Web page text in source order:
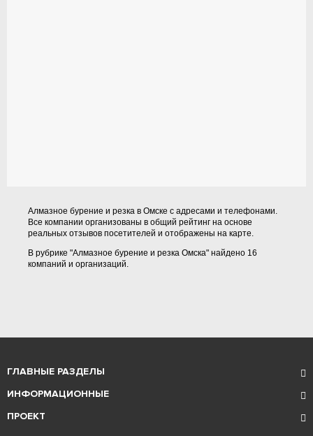
Алмазное бурение и резка в Омске с адресами и телефонами.
Все компании организованы в общий рейтинг на основе
реальных отзывов посетителей и отображены на карте.
В рубрике "Алмазное бурение и резка Омска" найдено 16
компаний и организаций.
ГЛАВНЫЕ РАЗДЕЛЫ
ИНФОРМАЦИОННЫЕ
ПРОЕКТ